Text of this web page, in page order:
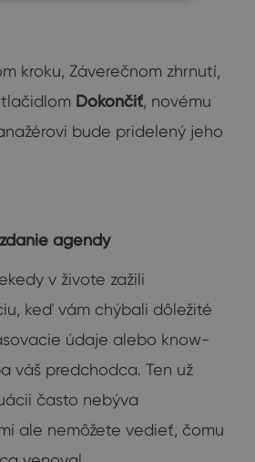
kroku, Záverečnom zhrnutí,
Dokončiť, novému
bude pridelený jeho
agendy
v živote zažili
keď vám chýbali dôležité
údaje alebo know-
váš predchodca. Ten už
často nebýva
ale nemôžete vedieť, čomu